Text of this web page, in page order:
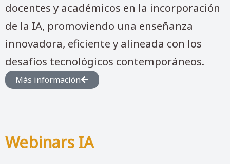
docentes y académicos en la incorporación
de la IA, promoviendo una enseñanza
innovadora, eficiente y alineada con los
desafíos tecnológicos contemporáneos.
Más información
Webinars IA